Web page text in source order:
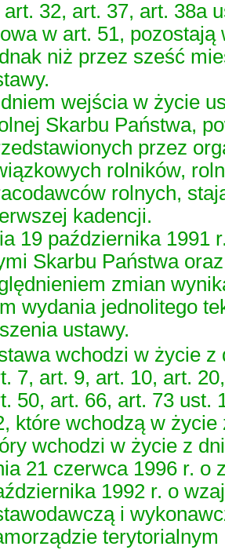
art. 32, art. 37, art. 38a
w art. 51, pozostają
niż przez sześć
wejścia w życie
Skarbu Państwa,
przez
rolników,
rolnych,
kadencji.
19 października 1991
Skarbu Państwa
zmian
wydania jednolitego
ustawy.
wchodzi w życie
7, art. 9, art. 10, art.
50, art. 66, art. 73 ust.
które wchodzą w
wchodzi w życie z
21 czerwca 1996 r. o
1992 r. o
i